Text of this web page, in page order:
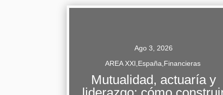
Ago 3, 2026
AREA XXI España Financieras
Mutualidad, actuaría y